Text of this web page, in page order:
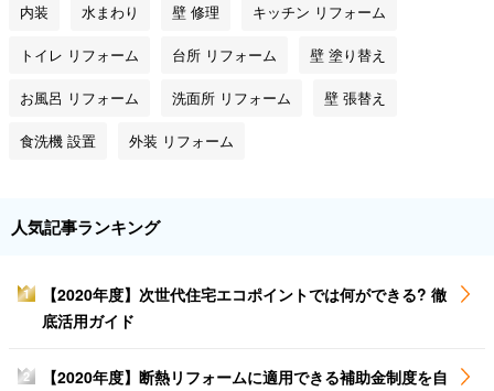
内装 水まわり 壁 修理 キッチン リフォーム
トイレ リフォーム 台所 リフォーム 壁 塗り替え
お風呂 リフォーム 洗面所 リフォーム 壁 張替え
食洗機 設置 外装 リフォーム
人気記事ランキング
1
【2020年度】次世代住宅エコポイントでは何ができる? 徹
底活用ガイド
2
【2020年度】断熱リフォームに適用できる補助金制度を自